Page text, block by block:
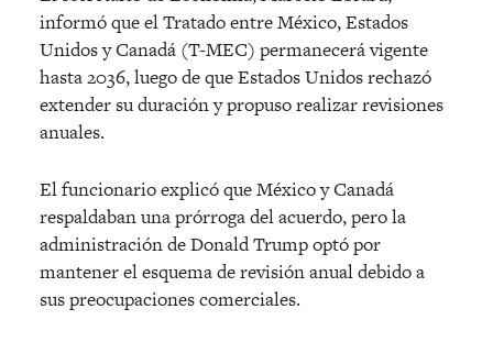
informó que el Tratado entre México, Estados
Unidos y Canadá (T-MEC) permanecerá vigente
hasta 2036, luego de que Estados Unidos rechazó
extender su duración y propuso realizar revisiones
anuales.
El funcionario explicó que México y Canadá
respaldaban una prórroga del acuerdo, pero la
administración de Donald Trump optó por
mantener el esquema de revisión anual debido a
sus preocupaciones comerciales.